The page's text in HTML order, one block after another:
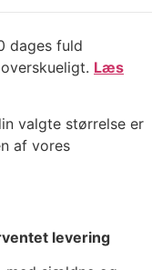
dages fuld
Læs
valgte størrelse er
af vores
levering